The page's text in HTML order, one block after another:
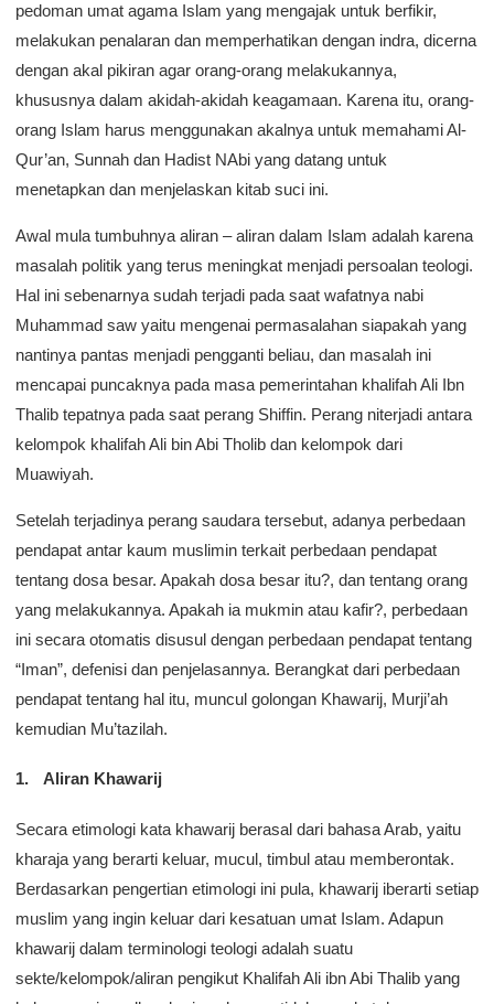
pedoman umat agama Islam yang mengajak untuk berfikir,
melakukan penalaran dan memperhatikan dengan indra, dicerna
dengan akal pikiran agar orang-orang melakukannya,
khususnya dalam akidah-akidah keagamaan. Karena itu, orang-
orang Islam harus menggunakan akalnya untuk memahami Al-
Qur’an, Sunnah dan Hadist NAbi yang datang untuk
menetapkan dan menjelaskan kitab suci ini.
Awal mula tumbuhnya aliran – aliran dalam Islam adalah karena
masalah politik yang terus meningkat menjadi persoalan teologi.
Hal ini sebenarnya sudah terjadi pada saat wafatnya nabi
Muhammad saw yaitu mengenai permasalahan siapakah yang
nantinya pantas menjadi pengganti beliau, dan masalah ini
mencapai puncaknya pada masa pemerintahan khalifah Ali Ibn
Thalib tepatnya pada saat perang Shiffin. Perang niterjadi antara
kelompok khalifah Ali bin Abi Tholib dan kelompok dari
Muawiyah.
Setelah terjadinya perang saudara tersebut, adanya perbedaan
pendapat antar kaum muslimin terkait perbedaan pendapat
tentang dosa besar. Apakah dosa besar itu?, dan tentang orang
yang melakukannya. Apakah ia mukmin atau kafir?, perbedaan
ini secara otomatis disusul dengan perbedaan pendapat tentang
“Iman”, defenisi dan penjelasannya. Berangkat dari perbedaan
pendapat tentang hal itu, muncul golongan Khawarij, Murji’ah
kemudian Mu’tazilah.
Aliran Khawarij
Secara etimologi kata khawarij berasal dari bahasa Arab, yaitu
kharaja yang berarti keluar, mucul, timbul atau memberontak.
Berdasarkan pengertian etimologi ini pula, khawarij iberarti setiap
muslim yang ingin keluar dari kesatuan umat Islam. Adapun
khawarij dalam terminologi teologi adalah suatu
sekte/kelompok/aliran pengikut Khalifah Ali ibn Abi Thalib yang